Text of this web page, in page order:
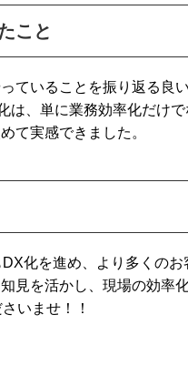
こと
ていることを振り返る良
は、単に業務効率化だけで
て実感できました。
化を進め、より多くの
見を活かし、現場の効率
いませ！！